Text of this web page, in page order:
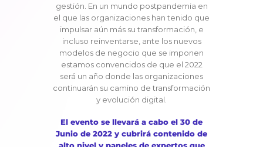
gestión. En un mundo postpandemia en
el que las organizaciones han tenido que
impulsar aún más su transformación, e
incluso reinventarse, ante los nuevos
modelos de negocio que se imponen
estamos convencidos de que el 2022
será un año donde las organizaciones
continuarán su camino de transformación
y evolución digital.
El evento se llevará a cabo el 30 de
Junio de 2022 y cubrirá contenido de